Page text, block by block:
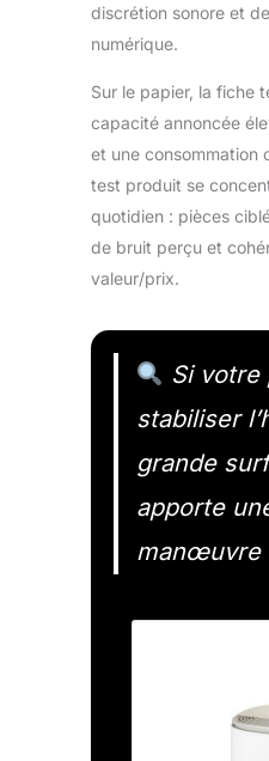
discrétion sonore et
numérique.
Sur le papier, la fiche
capacité annoncée
et une consommation
test produit se
quotidien : pièces
de bruit perçu et
valeur/prix.
Si votre
stabiliser
grande
apporte
manœuvre